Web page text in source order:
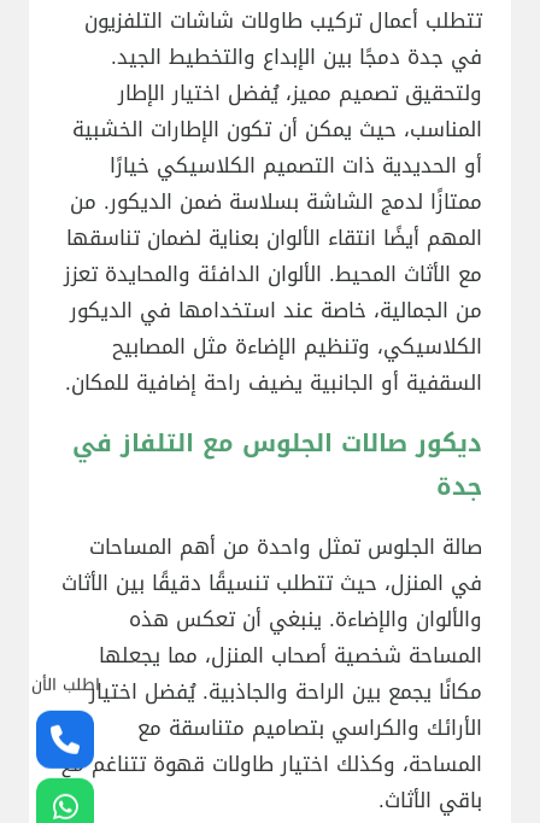
تتطلب أعمال تركيب طاولات شاشات التلفزيون
في جدة دمجًا بين الإبداع والتخطيط الجيد.
ولتحقيق تصميم مميز، يُفضل اختيار الإطار
المناسب، حيث يمكن أن تكون الإطارات الخشبية
أو الحديدية ذات التصميم الكلاسيكي خيارًا
ممتازًا لدمج الشاشة بسلاسة ضمن الديكور. من
المهم أيضًا انتقاء الألوان بعناية لضمان تناسقها
مع الأثاث المحيط. الألوان الدافئة والمحايدة تعزز
من الجمالية، خاصة عند استخدامها في الديكور
الكلاسيكي، وتنظيم الإضاءة مثل المصابيح
السقفية أو الجانبية يضيف راحة إضافية للمكان.
ديكور صالات الجلوس مع التلفاز في
جدة
صالة الجلوس تمثل واحدة من أهم المساحات
في المنزل، حيث تتطلب تنسيقًا دقيقًا بين الأثاث
والألوان والإضاءة. ينبغي أن تعكس هذه
المساحة شخصية أصحاب المنزل، مما يجعلها
مكانًا يجمع بين الراحة والجاذبية. يُفضل اختيار
الأرائك والكراسي بتصاميم متناسقة مع
المساحة، وكذلك اختيار طاولات قهوة تتناغم مع
باقي الأثاث.
اطلب الأن